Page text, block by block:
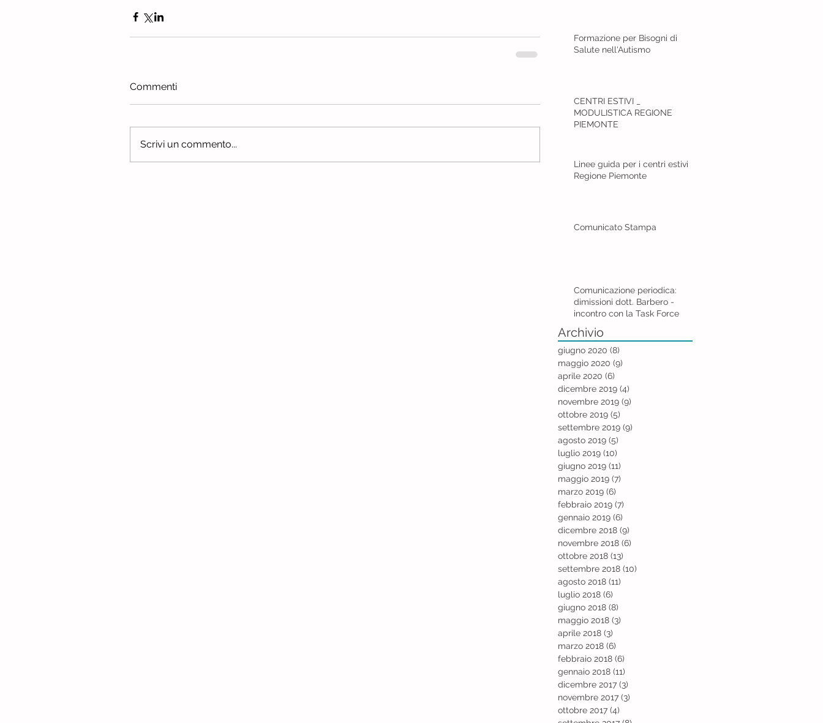
Commenti
Scrivi un commento...
Formazione per Bisogni di
Salute nell'Autismo
CENTRI ESTIVI _
MODULISTICA REGIONE
PIEMONTE
Linee guida per i centri estivi
Regione Piemonte
Comunicato Stampa
Comunicazione periodica:
dimissioni dott. Barbero -
incontro con la Task Force
Archivio
giugno 2020 (8)
maggio 2020 (9)
aprile 2020 (6)
dicembre 2019 (4)
novembre 2019 (9)
ottobre 2019 (5)
settembre 2019 (9)
agosto 2019 (5)
luglio 2019 (10)
giugno 2019 (11)
maggio 2019 (7)
marzo 2019 (6)
febbraio 2019 (7)
gennaio 2019 (6)
dicembre 2018 (9)
novembre 2018 (6)
ottobre 2018 (13)
settembre 2018 (10)
agosto 2018 (11)
luglio 2018 (6)
giugno 2018 (8)
maggio 2018 (3)
aprile 2018 (3)
marzo 2018 (6)
febbraio 2018 (6)
gennaio 2018 (11)
dicembre 2017 (3)
novembre 2017 (3)
ottobre 2017 (4)